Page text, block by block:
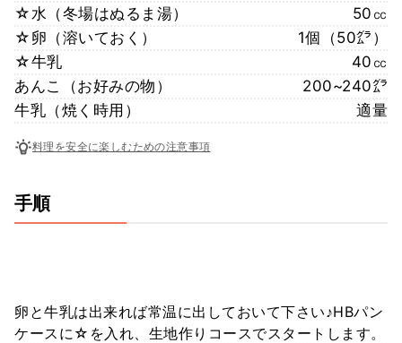
☆水（冬場はぬるま湯）
50㏄
☆卵（溶いておく）
1個（50㌘）
☆牛乳
40㏄
あんこ（お好みの物）
200~240㌘
牛乳（焼く時用）
適量
料理を安全に楽しむための注意事項
手順
卵と牛乳は出来れば常温に出しておいて下さい♪HBパン
ケースに☆を入れ、生地作りコースでスタートします。